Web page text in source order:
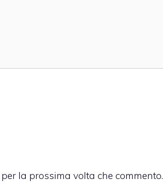
la prossima volta che commento.